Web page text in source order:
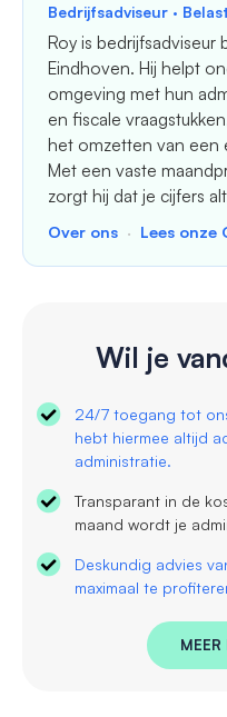
Bedrijfsadviseur ·
Roy is bedrijfsadviseur
Eindhoven. Hij helpt
omgeving met hun
en fiscale
het omzetten van een
Met een vaste
zorgt hij dat je cijfers
Over ons · Lees onze
Wil je
24/7 toegang tot
hebt hiermee altijd
administratie.
Transparant in de
maand wordt je
Deskundig advies
maximaal te
MEER